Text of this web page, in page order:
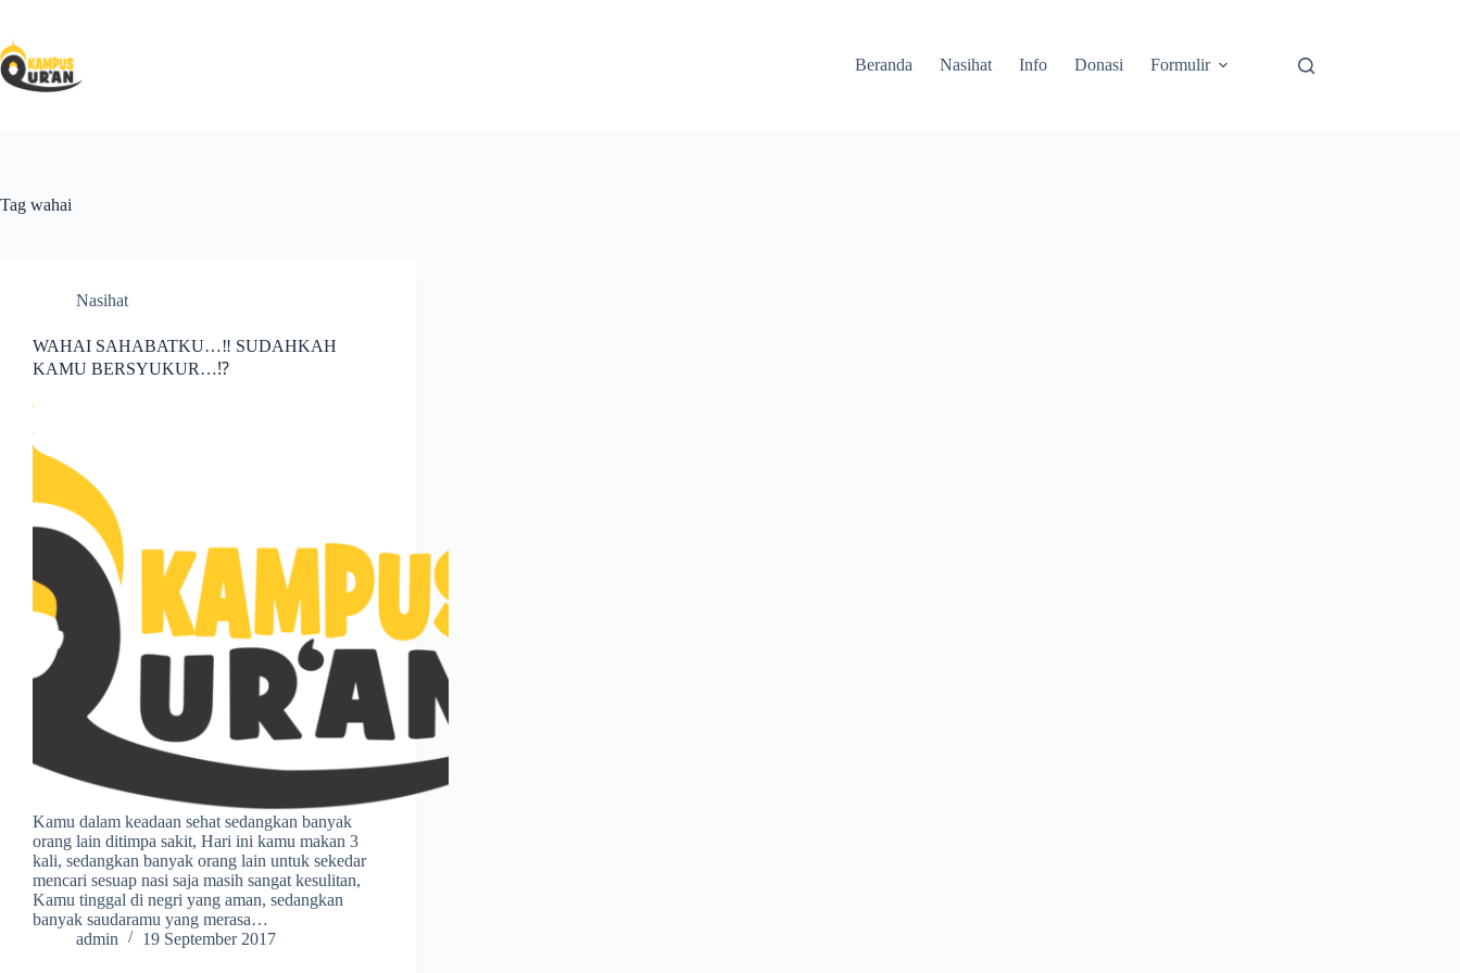
Beranda Nasihat Info Donasi Formulir
Tag wahai
Nasihat
WAHAI SAHABATKU…‼ SUDAHKAH
KAMU BERSYUKUR…⁉
Kamu dalam keadaan sehat sedangkan banyak
orang lain ditimpa sakit, Hari ini kamu makan 3
kali, sedangkan banyak orang lain untuk sekedar
mencari sesuap nasi saja masih sangat kesulitan,
Kamu tinggal di negri yang aman, sedangkan
banyak saudaramu yang merasa…
admin
19 September 2017